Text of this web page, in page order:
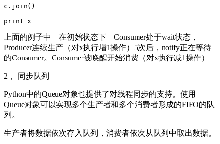
c.join()
上面的例子中，在初始状态下，Consumer处于wait状态，
Producer连续生产（对x执行增1操作）5次后，notify正在等待
的Consumer。Consumer被唤醒开始消费（对x执行减1操作）
2， 同步队列
Python中的Queue对象也提供了对线程同步的支持。使用
Queue对象可以实现多个生产者和多个消费者形成的FIFO的队
列。
生产者将数据依次存入队列，消费者依次从队列中取出数据。